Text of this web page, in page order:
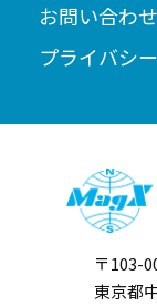
お問い合わせ
プライバシ
〒103-
東京都